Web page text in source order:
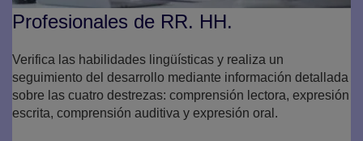
Profesionales de RR. HH.
Verifica las habilidades lingüísticas y realiza un
seguimiento del desarrollo mediante información detallada
sobre las cuatro destrezas: comprensión lectora, expresión
escrita, comprensión auditiva y expresión oral.